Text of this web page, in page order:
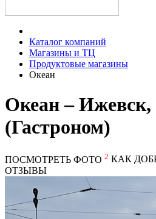
Каталог компаний
Магазины и ТЦ
Продуктовые магазины
Океан
Океан – Ижевск,
(Гастроном)
ПОСМОТРЕТЬ ФОТО 2 КАК
ОТЗЫВЫ